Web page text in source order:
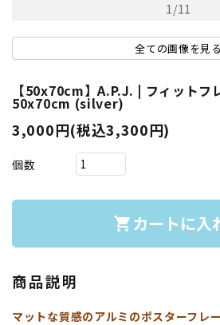
1/11
全ての画像を見る
【50x70cm】A.P.J. | フィットフ
50x70cm (silver)
3,000円(税込3,300円)
個数
shopping_cart カートに入
商品説明
マットな質感のアルミのポスターフレー